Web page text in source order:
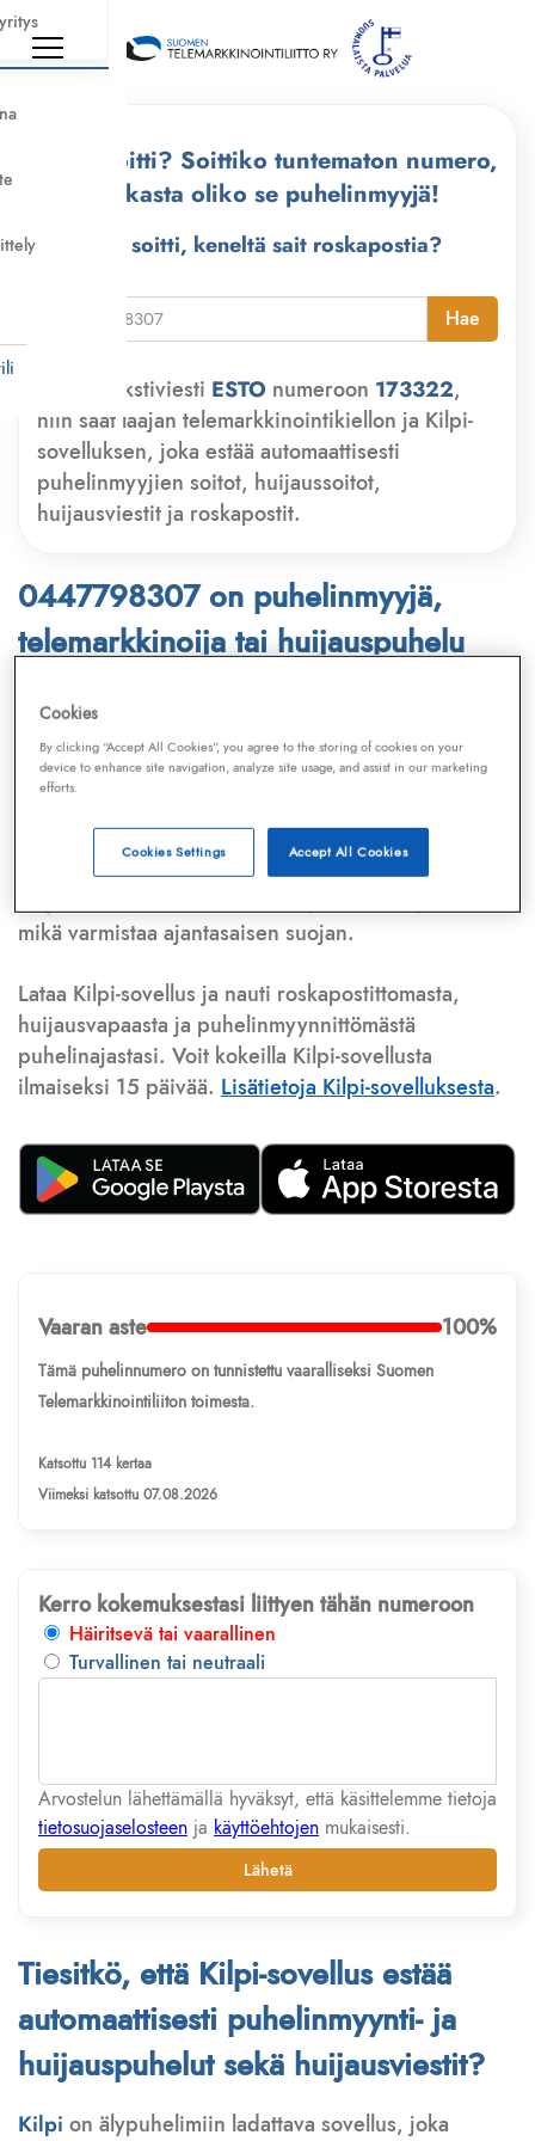
Kuka soitti? Soittiko tuntematon numero,
tarkasta oliko se puhelinmyyjä!
Kuka soitti, keneltä sait roskapostia?
Hae
Lähetä tekstiviesti ESTO numeroon 173322,
niin saat laajan telemarkkinointikiellon ja Kilpi-
sovelluksen, joka estää automaattisesti
puhelinmyyjien soitot, huijaussoitot,
huijausviestit ja roskapostit.
0447798307 on puhelinmyyjä,
telemarkkinoija tai huijauspuhelu
Puhelinnumero
Telemarkkinointiliiton jaKilpi-sovelluksen
tietokannasta, joka kattaa satoja tuhansia
Lisäksi tunnistamme automaattisesti, jos kyseessä on
puhelinhuijarin numero, sähköpostiosoitetai
huijausviesti. Tietokantaamme päivitetään jatkuvasti,
mikä varmistaa ajantasaisen suojan.
Lataa Kilpi-sovellus ja nauti roskapostittomasta,
huijausvapaasta ja puhelinmyynnittömästä
puhelinajastasi. Voit kokeilla Kilpi-sovellusta
ilmaiseksi 15 päivää. Lisätietoja Kilpi-sovelluksesta.
Vaaran aste 100%
Tämä puhelinnumero on tunnistettu vaaralliseksi Suomen
Telemarkkinointiliiton toimesta.
Katsottu 114 kertaa
Viimeksi katsottu 07.08.2026
Kerro kokemuksestasi liittyen tähän numeroon
Häiritsevä tai vaarallinen
Turvallinen tai neutraali
Arvostelun lähettämällä hyväksyt, että käsittelemme tietoja
tietosuojaselosteen ja käyttöehtojen mukaisesti.
Lähetä
Tiesitkö, että Kilpi-sovellus estää
automaattisesti puhelinmyynti- ja
huijauspuhelut sekä huijausviestit?
Kilpi on älypuhelimiin ladattava sovellus, joka
Cookies
By clicking “Accept All Cookies”, you agree to the storing of cookies on your
device to enhance site navigation, analyze site usage, and assist in our marketing
efforts.
Accept All Cookies
Cookies Settings